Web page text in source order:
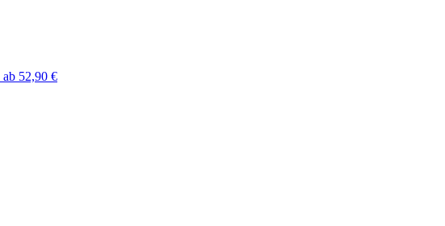
ab 52,90 €